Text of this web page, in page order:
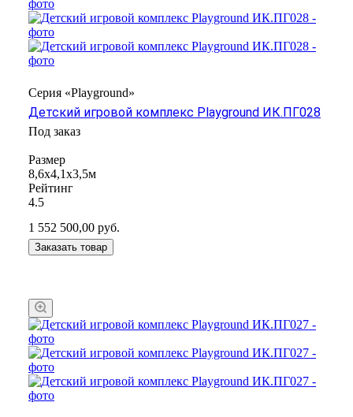
Серия «Playground»
Детский игровой комплекс Playground ИК.ПГ028
Под заказ
Размер
8,6х4,1х3,5м
Рейтинг
4.5
1 552 500,00 руб.
Заказать товар